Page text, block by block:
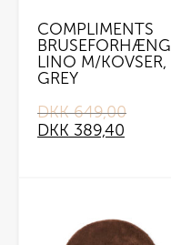
COMPLIMENTS
BRUSEFORHÆNG
LINO M/KOVSER,
GREY
DKK649,00
Original
price
DKK 389,40
Current
price